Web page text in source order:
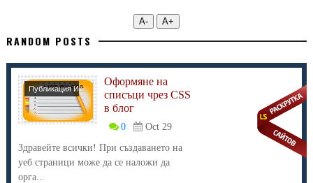
А- А+
RANDOM POSTS
Публикация И
Текст
Оформяне на
списъци чрез CSS
в блог
0
Oct 29
Здравейте всички! При създаването на
уеб страници може да се наложи да
орга...